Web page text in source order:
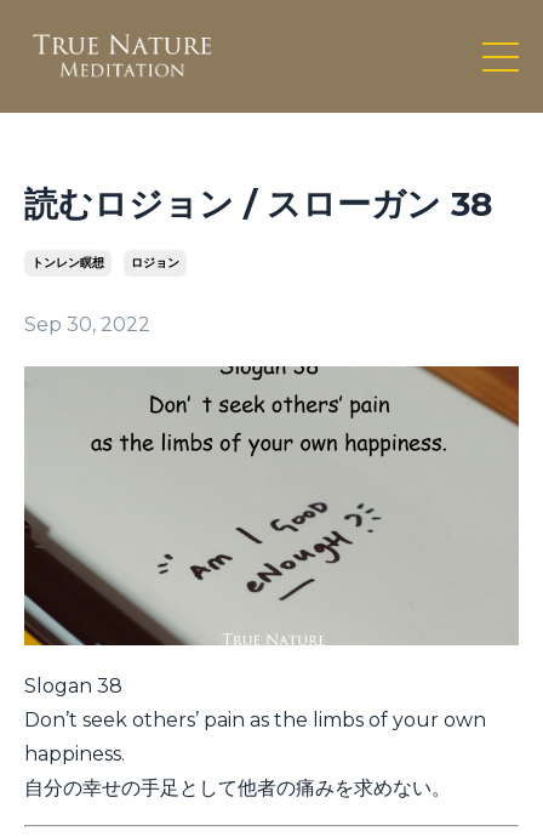
読むロジョン / スローガン 38
トンレン瞑想 ロジョン
Sep 30, 2022
Slogan 38
Don’t seek others’ pain as the limbs of your own
happiness.
自分の幸せの手足として他者の痛みを求めない。